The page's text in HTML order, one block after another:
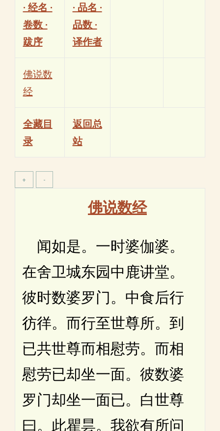
· 经名 ·
卷数 ·
跋序
· 品名 ·
品数 ·
译作者
佛说数
经
全藏目
录
返回总
站
佛说数经
闻如是。一时婆伽婆。
在舍卫城东园中鹿讲堂。
彼时数婆罗门。中食后行
彷徉。而行至世尊所。到
已共世尊而相慰劳。而相
慰劳已却坐一面。彼数婆
罗门却坐一面已。白世尊
曰。此瞿昙。我欲有所问